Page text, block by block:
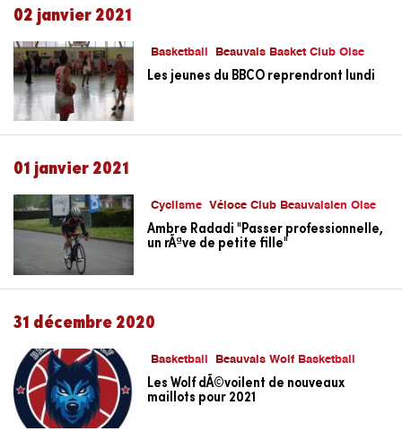
02 janvier 2021
Basketball Beauvais Basket Club Oise
Les jeunes du BBCO reprendront lundi
01 janvier 2021
Cyclisme Véloce Club Beauvaisien Oise
Ambre Radadi "Passer professionnelle,
un rÃªve de petite fille"
31 décembre 2020
Basketball Beauvais Wolf Basketball
Les Wolf dÃ©voilent de nouveaux
maillots pour 2021